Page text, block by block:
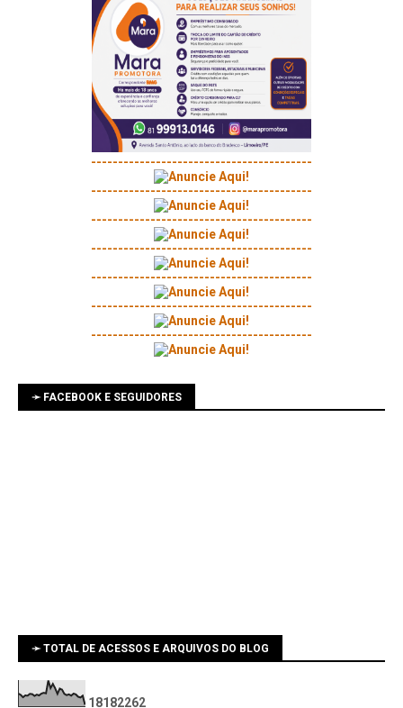
-----------------------------------------
-----------------------------------------
-----------------------------------------
-----------------------------------------
-----------------------------------------
-----------------------------------------
-----------------------------------------
➛ FACEBOOK E SEGUIDORES
➛ TOTAL DE ACESSOS E ARQUIVOS DO BLOG
1 81 82262